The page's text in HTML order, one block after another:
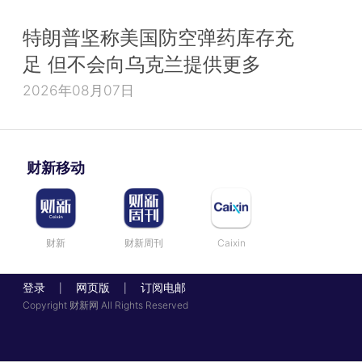
特朗普坚称美国防空弹药库存充
足 但不会向乌克兰提供更多
2026年08月07日
财新移动
财新 财新周刊 Caixin
登录 网页版 订阅电邮
Copyright 财新网 All Rights Reserved